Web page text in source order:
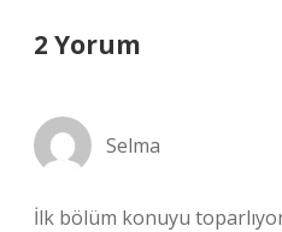
2 Yorum
Selma
İlk bölüm konuyu